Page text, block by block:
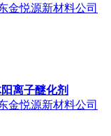
金悦源新材料公司
离子醚化剂
金悦源新材料公司